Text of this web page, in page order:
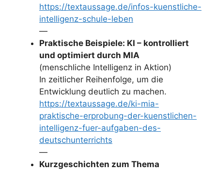
https://textaussage.de/infos-kuenstliche-
intelligenz-schule-leben
—
Praktische Beispiele: KI – kontrolliert
und optimiert durch MIA
(menschliche Intelligenz in Aktion)
In zeitlicher Reihenfolge, um die
Entwicklung deutlich zu machen.
https://textaussage.de/ki-mia-
praktische-erprobung-der-kuenstlichen-
intelligenz-fuer-aufgaben-des-
deutschunterrichts
—
Kurzgeschichten zum Thema